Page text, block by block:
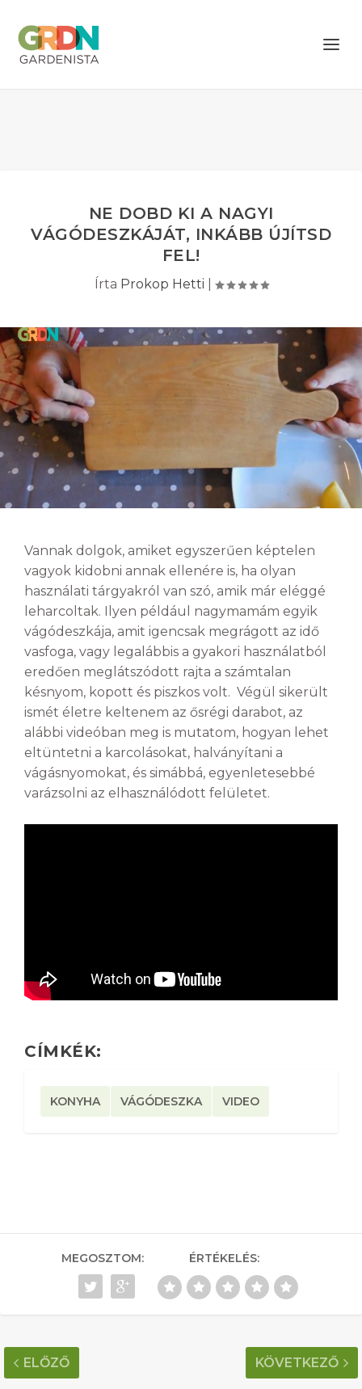
NE DOBD KI A NAGYI
VÁGÓDESZKÁJÁT, INKÁBB ÚJÍTSD
FEL!
Írta Prokop Hetti
Vannak dolgok, amiket egyszerűen képtelen
vagyok kidobni annak ellenére is, ha olyan
használati tárgyakról van szó, amik már eléggé
leharcoltak. Ilyen például nagymamám egyik
vágódeszkája, amit igencsak megrágott az idő
vasfoga, vagy legalábbis a gyakori használatból
eredően meglátszódott rajta a számtalan
késnyom, kopott és piszkos volt. Végül sikerült
ismét életre keltenem az ősrégi darabot, az
alábbi videóban meg is mutatom, hogyan lehet
eltüntetni a karcolásokat, halványítani a
vágásnyomokat, és simábbá, egyenletesebbé
varázsolni az elhasználódott felületet.
CÍMKÉK:
KONYHA VÁGÓDESZKA VIDEO
MEGOSZTOM: ÉRTÉKELÉS:
ELŐZŐ KÖVETKEZŐ